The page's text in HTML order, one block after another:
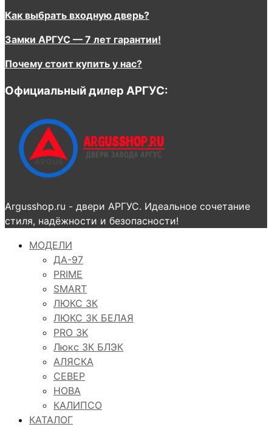
Как выбрать входную дверь?
Замки АРГУС — 7 лет гарантии!
Почему стоит купить у нас?
Официальный дилер АРГУС:
Argusshop.ru - двери АРГУС. Идеальное сочетание
стиля, надёжности и безопасности!
МОДЕЛИ
ДА-97
PRIME
SMART
ЛЮКС 3К
ЛЮКС 3К БЕЛАЯ
PRO 3K
Люкс 3К БЛЭК
АЛЯСКА
СЕВЕР
НОВА
КАЛИПСО
КАТАЛОГ